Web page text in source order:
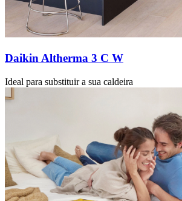
Daikin Altherma 3 C W
Ideal para substituir a sua caldeira